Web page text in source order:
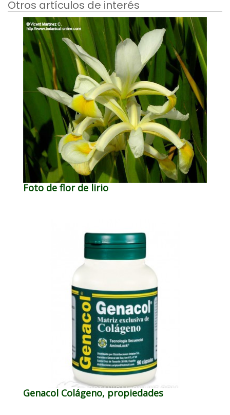
Otros artículos de interés
Foto de flor de lirio
Genacol Colágeno, propiedades